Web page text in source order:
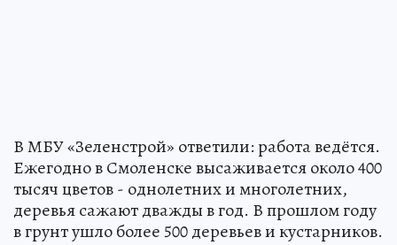
В МБУ «Зеленстрой» ответили: работа ведётся.
Ежегодно в Смоленске высаживается около 400
тысяч цветов - однолетних и многолетних,
деревья сажают дважды в год. В прошлом году
в грунт ушло более 500 деревьев и кустарников.